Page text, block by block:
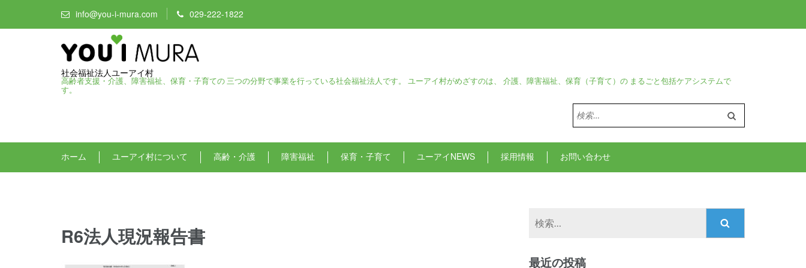
info@you-i-mura.com 029-222-1822
社会福祉法人ユーアイ村
高齢者支援・介護、障害福祉、保育・子育ての 三つの分野で事業を行っている社会福祉法人です。 ユーアイ村がめざすのは、 介護、障害福祉、保育（子育て）の まるごと包括ケアシステムで
す。
検
索:
ホーム ユーアイ村について 高齢・介護 障害福祉 保育・子育て ユーアイNEWS 採用情報 お問い合わせ
R6法人現況報告書
最近の投稿